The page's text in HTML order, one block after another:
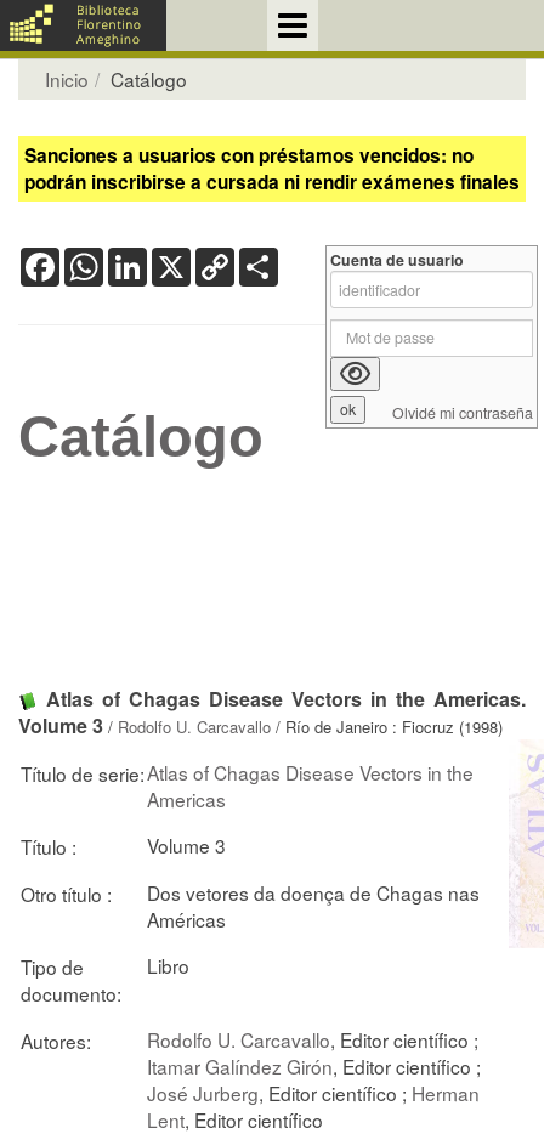
Inicio Catálogo
Sanciones a usuarios con préstamos vencidos: no
podrán inscribirse a cursada ni rendir exámenes finales
FacebookWhatsApp
LinkedIn
X Copy
Link
Catálogo
Atlas of Chagas Disease Vectors in the Americas.
Volume 3 / Rodolfo U. Carcavallo / Río de Janeiro : Fiocruz (1998)
Título de serie:Atlas of Chagas Disease Vectors in the
Americas
Título :
Volume 3
Otro título :
Dos vetores da doença de Chagas nas
Américas
Tipo de
documento:
Libro
Autores: Rodolfo U. Carcavallo, Editor científico ;
Itamar Galíndez Girón, Editor científico ;
José Jurberg, Editor científico ; Herman
Lent, Editor científico
Cuenta de usuario
Olvidé mi contraseña